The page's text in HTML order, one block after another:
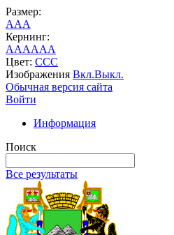
Размер:
AAA
Кернинг:
AAAAAA
Цвет: CCC
Изображения Вкл.Выкл.
Обычная версия сайта
Войти
Информация
Поиск
Все результаты